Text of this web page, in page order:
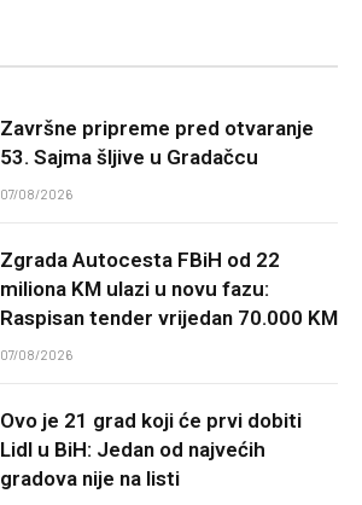
Završne pripreme pred otvaranje
53. Sajma šljive u Gradačcu
07/08/2026
Zgrada Autocesta FBiH od 22
miliona KM ulazi u novu fazu:
Raspisan tender vrijedan 70.000 KM
07/08/2026
Ovo je 21 grad koji će prvi dobiti
Lidl u BiH: Jedan od najvećih
gradova nije na listi